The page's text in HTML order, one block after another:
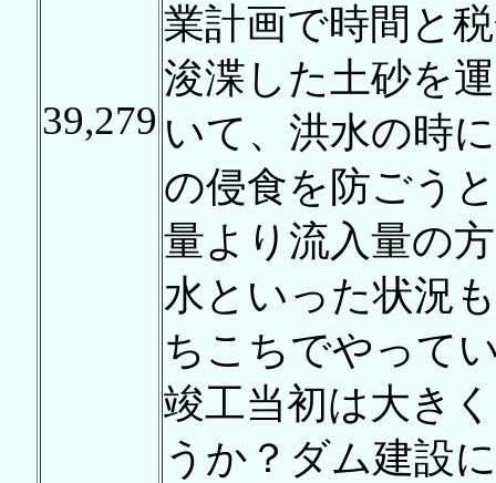
39,279
業計画で時間と
浚渫した土砂を
いて、洪水の時
の侵食を防ごう
量より流入量の
水といった状況
ちこちでやって
竣工当初は大き
うか？ダム建設